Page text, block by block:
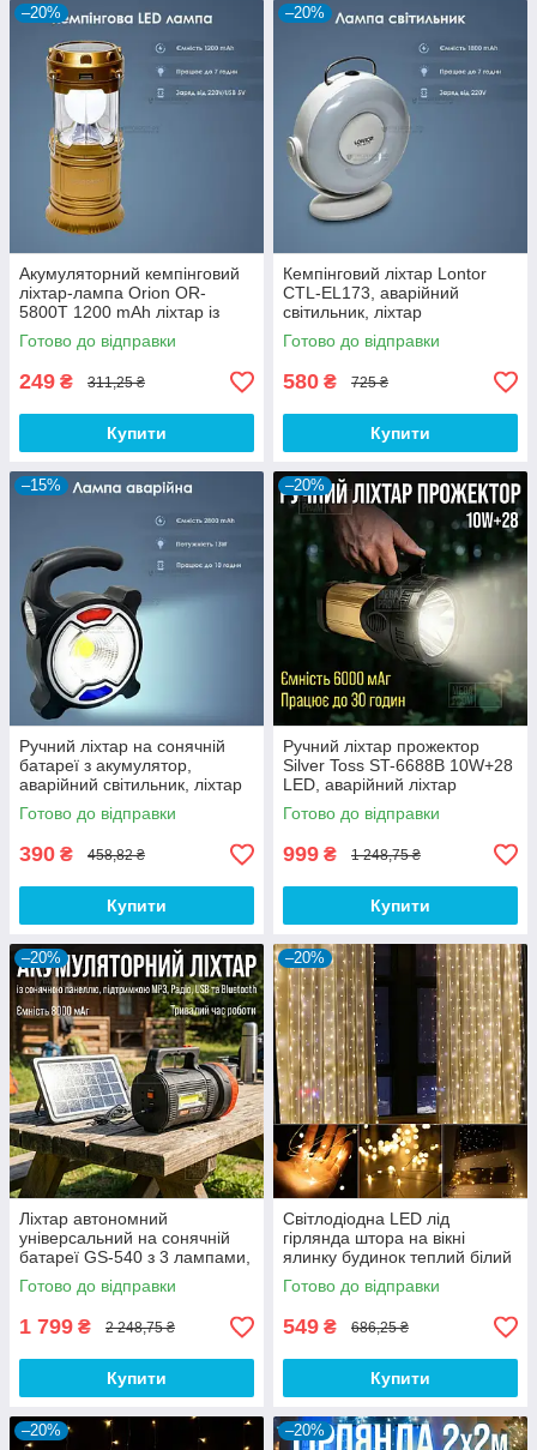
–20%
Акумуляторний кемпінговий
ліхтар-лампа Orion OR-
5800T 1200 mAh ліхтар із
сонячною панеллю-Золотою
Готово до відправки
249 ₴ 311,25 ₴
Купити
–20%
Кемпінговий ліхтар Lontor
CTL-EL173, аварійний
світильник, ліхтар
акумуляторний 1800 мА·год
— Білий
Готово до відправки
580 ₴ 725 ₴
Купити
–15%
Ручний ліхтар на сонячній
батареї з акумулятор,
аварійний світильник, ліхтар
акумуляторний 2800 мА·год-
Чорний
Готово до відправки
390 ₴ 458,82 ₴
Купити
–20%
Ручний ліхтар прожектор
Silver Toss ST-6688B 10W+28
LED, аварійний ліхтар
світильний — Золотий
Готово до відправки
999 ₴ 1 248,75 ₴
Купити
–20%
Ліхтар автономний
універсальний на сонячній
батареї GS-540 з 3 лампами,
сонячною панеллю та радіо
(USB/FM/PowerBank)
Готово до відправки
1 799 ₴ 2 248,75 ₴
Купити
–20%
Світлодіодна LED лід
гірлянда штора на вікні
ялинку будинок теплий білий
вулична гірлянда 3х2 метри
Готово до відправки
549 ₴ 686,25 ₴
Купити
–20% –20%